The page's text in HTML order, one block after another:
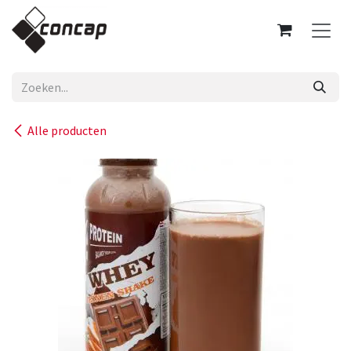
Overslaan naar inhoud
Alle producten